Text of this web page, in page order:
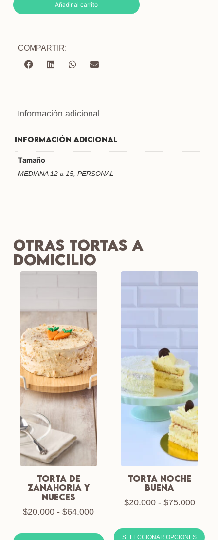
Añadir al carrito
COMPARTIR:
Información adicional
Información adicional
Tamaño
MEDIANA 12 a 15, PERSONAL
Otras tortas a
Domicilio
Torta de
Zanahoria y
Nueces
$20.000 - $64.000
TORTA NOCHE
BUENA
$20.000 - $75.000
SELECCIONAR OPCIONES